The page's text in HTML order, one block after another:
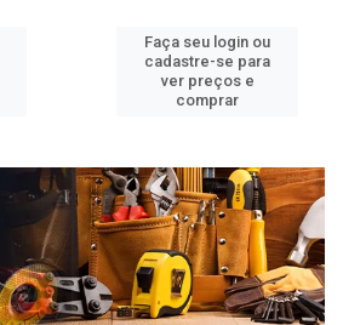
Faça seu login ou
cadastre-se para
ver preços e
comprar